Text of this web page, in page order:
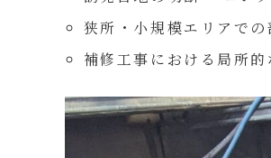
狭所・小規模エリアで
補修工事における局所